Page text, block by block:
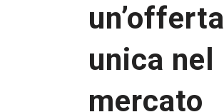
un’offerta
unica nel
mercato